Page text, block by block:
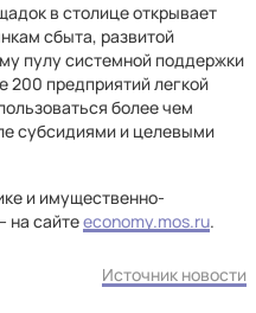
в столице открывает
сбыта, развитой
пулу системной поддержки
200 предприятий легкой
более чем
субсидиями и целевыми
и имущественно-
на сайтеeconomy.mos.ru.
Источник новости